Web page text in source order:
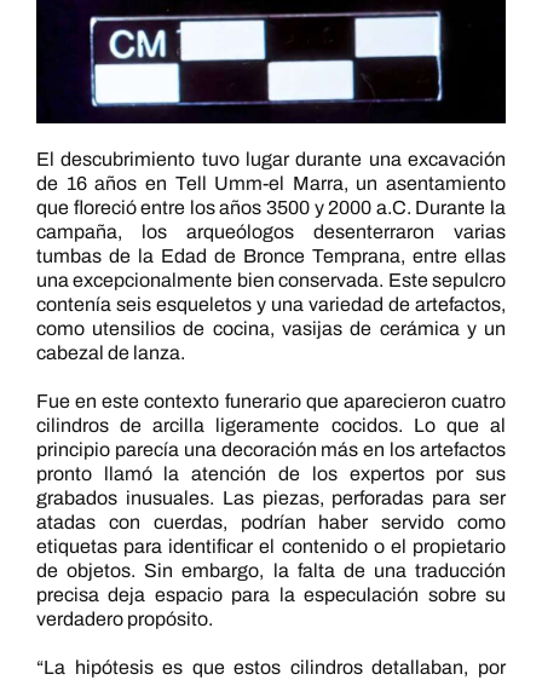
El descubrimiento tuvo lugar durante una excavación
de 16 años en Tell Umm-el Marra, un asentamiento
que floreció entre los años 3500 y 2000 a.C. Durante la
campaña, los arqueólogos desenterraron varias
tumbas de la Edad de Bronce Temprana, entre ellas
una excepcionalmente bien conservada. Este sepulcro
contenía seis esqueletos y una variedad de artefactos,
como utensilios de cocina, vasijas de cerámica y un
cabezal de lanza.
Fue en este contexto funerario que aparecieron cuatro
cilindros de arcilla ligeramente cocidos. Lo que al
principio parecía una decoración más en los artefactos
pronto llamó la atención de los expertos por sus
grabados inusuales. Las piezas, perforadas para ser
atadas con cuerdas, podrían haber servido como
etiquetas para identificar el contenido o el propietario
de objetos. Sin embargo, la falta de una traducción
precisa deja espacio para la especulación sobre su
verdadero propósito.
“La hipótesis es que estos cilindros detallaban, por